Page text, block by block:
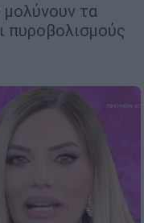
μολύνουν τα
πυροβολισμούς